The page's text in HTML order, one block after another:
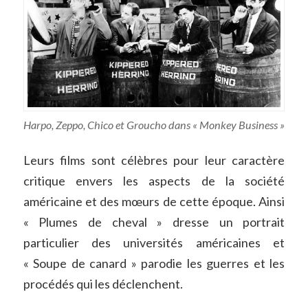
Harpo, Zeppo, Chico et Groucho dans « Monkey Business »
Leurs films sont célèbres pour leur caractère
critique envers les aspects de la société
américaine et des mœurs de cette époque. Ainsi
« Plumes de cheval » dresse un portrait
particulier des universités américaines et
« Soupe de canard » parodie les guerres et les
procédés qui les déclenchent.